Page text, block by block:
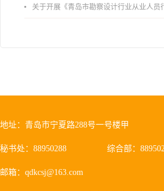
关于开展《青岛市勘察设计行业从业人员行为导则》、《青岛市住宅工程设计审查品质提升指引（2026版）》宣贯
地址：青岛市宁夏路288号一号楼甲
秘书处：88950288 综合部：
邮箱：qdkcsj@163.com